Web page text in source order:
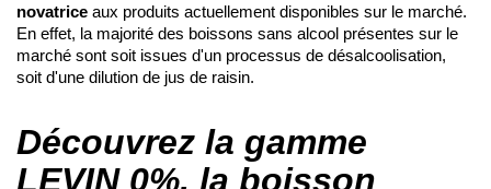
novatrice aux produits actuellement disponibles sur le marché.
En effet, la majorité des boissons sans alcool présentes sur le
marché sont soit issues d'un processus de désalcoolisation,
soit d'une dilution de jus de raisin.
Découvrez la gamme
LEVIN 0%, la boisson